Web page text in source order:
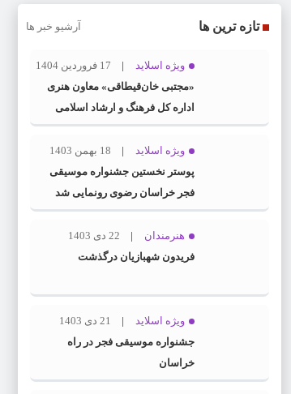
تازه ترین ها آرشیو خبر ها
ویژه اسلاید
17 فروردین 1404
«مجتبی خان‌قیطاقی» معاون هنری
اداره کل فرهنگ و ارشاد اسلامی
خراسان رضوی شد
ویژه اسلاید
18 بهمن 1403
پوستر نخستین جشنواره موسیقی
فجر خراسان رضوی رونمایی شد
هنرمندان
22 دی 1403
فریدون شهبازیان درگذشت
ویژه اسلاید
21 دی 1403
جشنواره موسیقی فجر در راه
خراسان